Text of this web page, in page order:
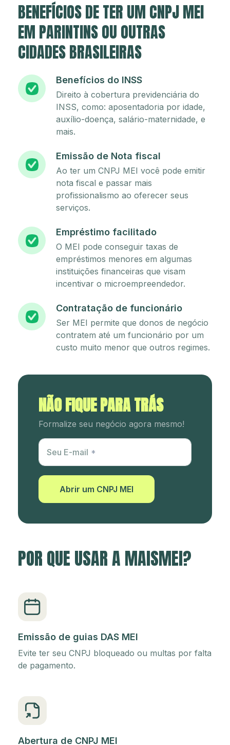
BENEFÍCIOS DE TER UM CNPJ MEI
EM PARINTINS OU OUTRAS
CIDADES BRASILEIRAS
Benefícios do INSS
Direito à cobertura previdenciária do
INSS, como: aposentadoria por idade,
auxílio-doença, salário-maternidade, e
mais.
Emissão de Nota fiscal
Ao ter um CNPJ MEI você pode emitir
nota fiscal e passar mais
profissionalismo ao oferecer seus
serviços.
Empréstimo facilitado
O MEI pode conseguir taxas de
empréstimos menores em algumas
instituições financeiras que visam
incentivar o microempreendedor.
Contratação de funcionário
Ser MEI permite que donos de negócio
contratem até um funcionário por um
custo muito menor que outros regimes.
NÃO FIQUE PARA TRÁS
Formalize seu negócio agora mesmo!
Utm Content
Seu E-mail
Abrir um CNPJ MEI
POR QUE USAR A MAISMEI?
Emissão de guias DAS MEI
Evite ter seu CNPJ bloqueado ou multas por falta
de pagamento.
Abertura de CNPJ MEI